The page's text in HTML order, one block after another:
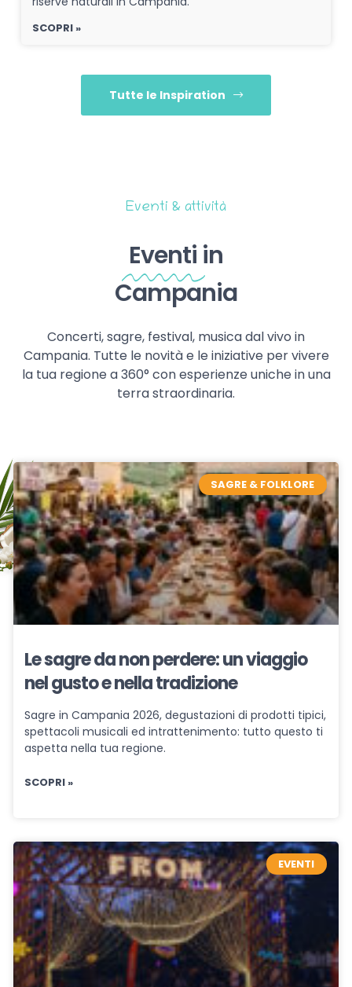
SCOPRI »
Tutte le Inspiration
Eventi & attività
Eventi in
Campania
Concerti, sagre, festival, musica dal vivo in
Campania. Tutte le novità e le iniziative per vivere
la tua regione a 360° con esperienze uniche in una
terra straordinaria.
SAGRE & FOLKLORE
Le sagre da non perdere: un viaggio
nel gusto e nella tradizione
Sagre in Campania 2026, degustazioni di prodotti tipici,
spettacoli musicali ed intrattenimento: tutto questo ti
aspetta nella tua regione.
SCOPRI »
EVENTI